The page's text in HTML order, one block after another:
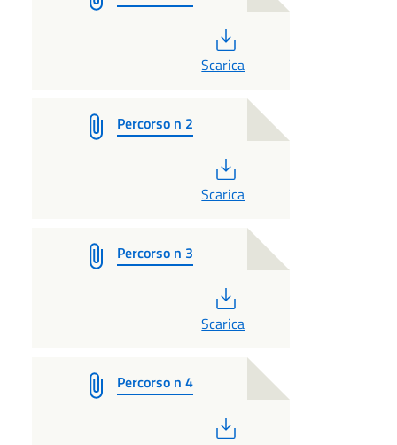
Scarica
Percorso n 2
Scarica
Percorso n 3
Scarica
Percorso n 4